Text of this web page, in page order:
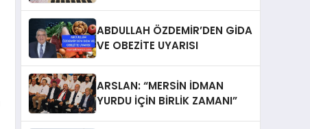
ABDULLAH ÖZDEMİR’DEN GİDA
VE OBEZİTE UYARISI
ARSLAN: “MERSİN İDMAN
YURDU İÇİN BİRLİK ZAMANI”